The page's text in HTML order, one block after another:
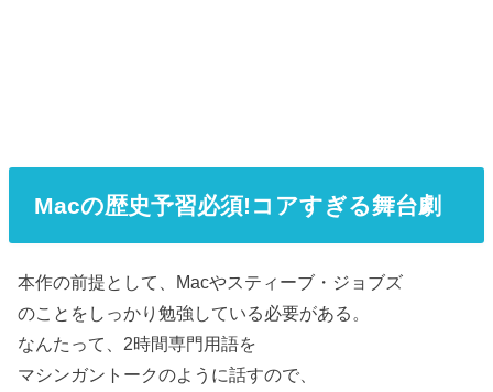
Macの歴史予習必須!コアすぎる舞台劇
本作の前提として、Macやスティーブ・ジョブズ
のことをしっかり勉強している必要がある。
なんたって、2時間専門用語を
マシンガントークのように話すので、